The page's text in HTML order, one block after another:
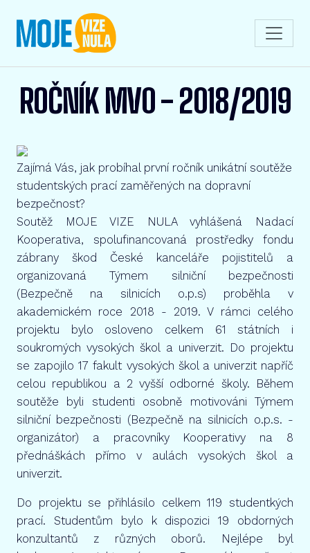
ROČNÍK MV0 - 2018/2019
Zajímá Vás, jak probíhal první ročník unikátní soutěže
studentských prací zaměřených na dopravní
bezpečnost?
Soutěž MOJE VIZE NULA vyhlášená Nadací
Kooperativa, spolufinancovaná prostředky fondu
zábrany škod České kanceláře pojistitelů a
organizovaná Týmem silniční bezpečnosti
(Bezpečně na silnicích o.p.s) proběhla v
akademickém roce 2018 - 2019. V rámci celého
projektu bylo osloveno celkem 61 státních i
soukromých vysokých škol a univerzit. Do projektu
se zapojilo 17 fakult vysokých škol a univerzit napříč
celou republikou a 2 vyšší odborné školy. Během
soutěže byli studenti osobně motivováni Týmem
silniční bezpečnosti (Bezpečně na silnicích o.p.s. -
organizátor) a pracovníky Kooperativy na 8
přednáškách přímo v aulách vysokých škol a
univerzit.
Do projektu se přihlásilo celkem 119 studentkých
prací. Studentům bylo k dispozici 19 obdorných
konzultantů z různých oborů. Nejlépe byl